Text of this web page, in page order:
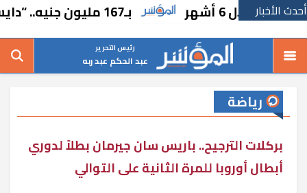
أحدث الأخبار بـ167 مليون جنيه.. “دايس” تطرح أرض للبيع
رئيس التحرير
عبد الحكم عبد ربه
رياضة
بركلات الترجيح.. باريس سان جيرمان بطلاً لدوري
أبطال أوروبا للمرة الثانية على التوالي